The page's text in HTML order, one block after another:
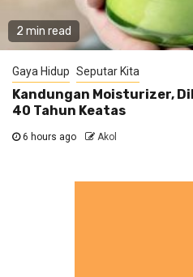
2 min read
Gaya Hidup Seputar Kita
Kandungan Moisturizer,
40 Tahun Keatas
6 hours ago Akol